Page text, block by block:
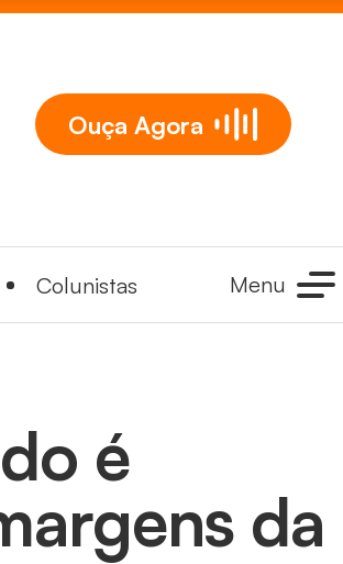
Ouça Agora
Colunistas Menu
é
da